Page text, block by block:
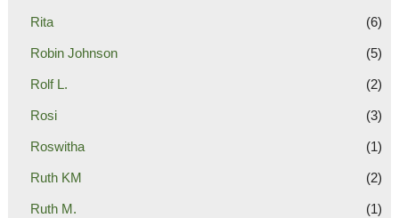
Rita (6)
Robin Johnson (5)
Rolf L. (2)
Rosi (3)
Roswitha (1)
Ruth KM (2)
Ruth M. (1)